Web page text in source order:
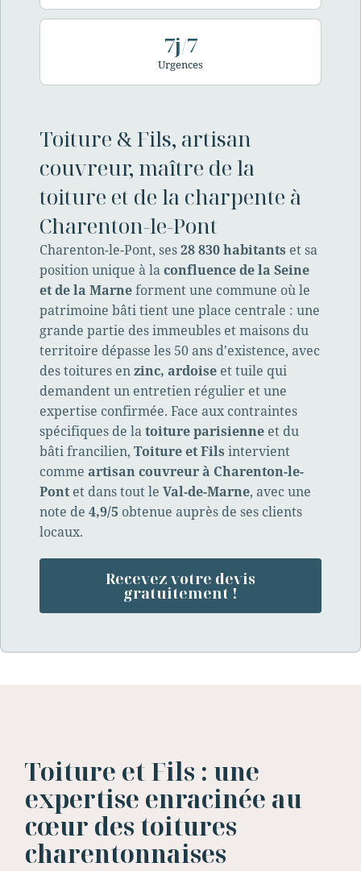
7j/7
Urgences
Toiture & Fils, artisan
couvreur, maître de la
toiture et de la charpente à
Charenton-le-Pont
Charenton-le-Pont, ses28 830 habitants et sa
position unique à laconfluence de la Seine
et de la Marneforment une commune où le
patrimoine bâti tient une place centrale : une
grande partie des immeubles et maisons du
territoire dépasse les 50 ans d'existence, avec
des toitures enzinc, ardoise et tuile qui
demandent un entretien régulier et une
expertise confirmée. Face aux contraintes
spécifiques de latoiture parisienne et du
bâti francilien, Toiture et Fils intervient
comme artisan couvreur à Charenton-le-
Pont et dans tout le Val-de-Marne, avec une
note de 4,9/5 obtenue auprès de ses clients
locaux.
Recevez votre devis
gratuitement !
Toiture et Fils : une
expertise enracinée au
cœur des toitures
charentonnaises